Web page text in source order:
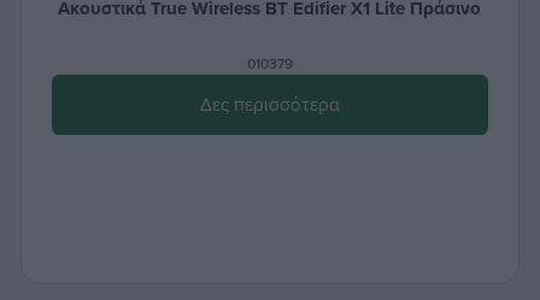
Ακουστικά True Wireless ΒΤ Edifier X1 Lite Πράσινο
010379
Δες περισσότερα